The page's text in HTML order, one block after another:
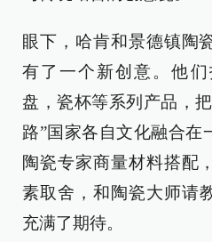
眼下，哈肯和景德镇陶
有了一个新创意。他
盘，瓷杯等系列产品，
路”国家各自文化融合在
陶瓷专家商量材料搭配
素取舍，和陶瓷大师
充满了期待。